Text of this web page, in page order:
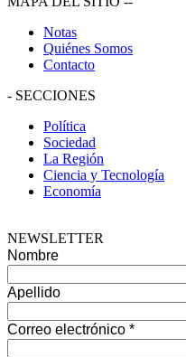
Notas
Quiénes Somos
Contacto
- SECCIONES
Política
Sociedad
La Región
Ciencia y Tecnología
Economía
NEWSLETTER
Nombre
Apellido
Correo electrónico *